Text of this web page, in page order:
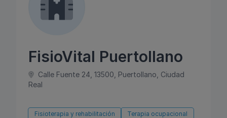
FisioVital Puertollano
Calle Fuente 24, 13500, Puertollano, Ciudad
Real
Fisioterapia y rehabilitación Terapia ocupacional